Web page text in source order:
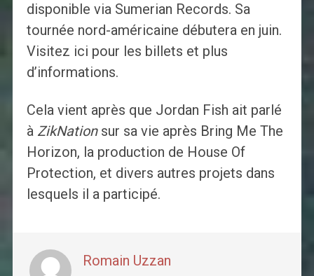
disponible via Sumerian Records. Sa
tournée nord-américaine débutera en juin.
Visitez ici pour les billets et plus
d’informations.
Cela vient après que Jordan Fish ait parlé
à ZikNationsur sa vie après Bring Me The
Horizon, la production de House Of
Protection, et divers autres projets dans
lesquels il a participé.
Romain Uzzan